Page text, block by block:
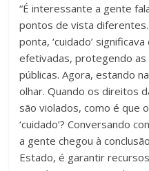
“É interessante a gente
pontos de vista
ponta, ‘cuidado’
efetivadas, protegendo as
públicas. Agora, estando
olhar. Quando os direitos
são violados, como é que
‘cuidado’? Conversando
a gente chegou à
Estado, é garantir